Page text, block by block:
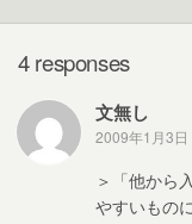
k
4 responses
文無し
2009年1月3日
＞「他から
やすいもの